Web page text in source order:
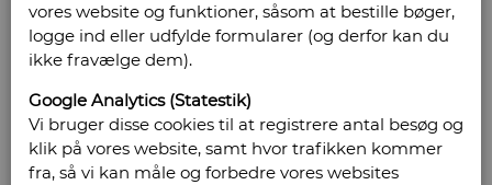
Turèll, Dan
Onkel Danny. Dan Turélls farverige
forfatterskab
vores website og funktioner, såsom at bestille bøger,
logge ind eller udfylde formularer (og derfor kan du
ikke fravælge dem).
Google Analytics (Statestik)
Vi bruger disse cookies til at registrere antal besøg og
klik på vores website, samt hvor trafikken kommer
fra, så vi kan måle og forbedre vores websites